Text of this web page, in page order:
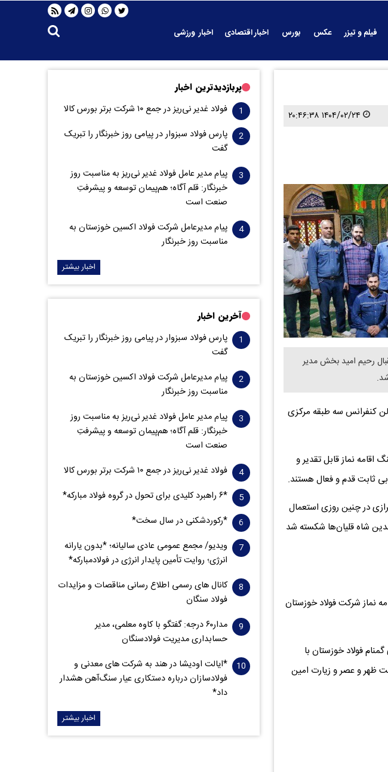
فیلم و تیزر عکس بورس اخبار اقتصادی
اخبار ورزشی
۱۴۰۴/۰۲/۲۴ ۲۰:۴۶:۳۸
رحیم امید بخش مدیر
خبرنگار روابط عمومی، این جلسه، روز چهارشنبه ۲۴ اردیبهشت‌ماه ۱۴۰۴ در سالن کنفرانس سه طبقه مرکزی
نماز قابل تقدیر و
ثابت قدم و فعال هستند.
شیرازی در چنین روزی استعمال
شاه قلیان‌ها شکسته شد
نماز شرکت فولاد خوزستان
فولاد خوزستان با
ظهر و عصر و زیارت امین
پربازدیدترین اخبار
فولاد غدیر نی‌ریز در جمع ۱۰ شرکت برتر بورس کالا
پارس فولاد سبزوار در پیامی روز خبرنگار را تبریک
گفت
پیام مدیر عامل فولاد غدیر نی‌ریز به مناسبت روز
خبرنگار: قلم آگاه؛ هم‌پیمان توسعه و پیشرفتِ
صنعت است
پیام مدیرعامل شرکت فولاد اکسین خوزستان به
مناسبت روز خبرنگار
اخبار بیشتر
آخرین اخبار
پارس فولاد سبزوار در پیامی روز خبرنگار را تبریک
گفت
پیام مدیرعامل شرکت فولاد اکسین خوزستان به
مناسبت روز خبرنگار
پیام مدیر عامل فولاد غدیر نی‌ریز به مناسبت روز
خبرنگار: قلم آگاه؛ هم‌پیمان توسعه و پیشرفتِ
صنعت است
فولاد غدیر نی‌ریز در جمع ۱۰ شرکت برتر بورس کالا
*۶ راهبرد کلیدی برای تحول در گروه فولاد مبارکه*
*رکوردشکنی در سال سخت*
ویدیو/ مجمع عمومی عادی سالیانه؛ *بدون یارانه
انرژی؛ روایت تأمین پایدار انرژی در فولادمبارکه*
کانال های رسمی اطلاع رسانی مناقصات و مزایدات
فولاد سنگان
مدار‌۶٠ درجه: گفتگو با کاوه معلمی، مدیر
حسابداری مدیریت فولادسنگان
*ایالت اودیشا در هند به شرکت های معدنی و
فولادسازان درباره دستکاری عیار سنگ‌آهن هشدار
داد*
اخبار بیشتر